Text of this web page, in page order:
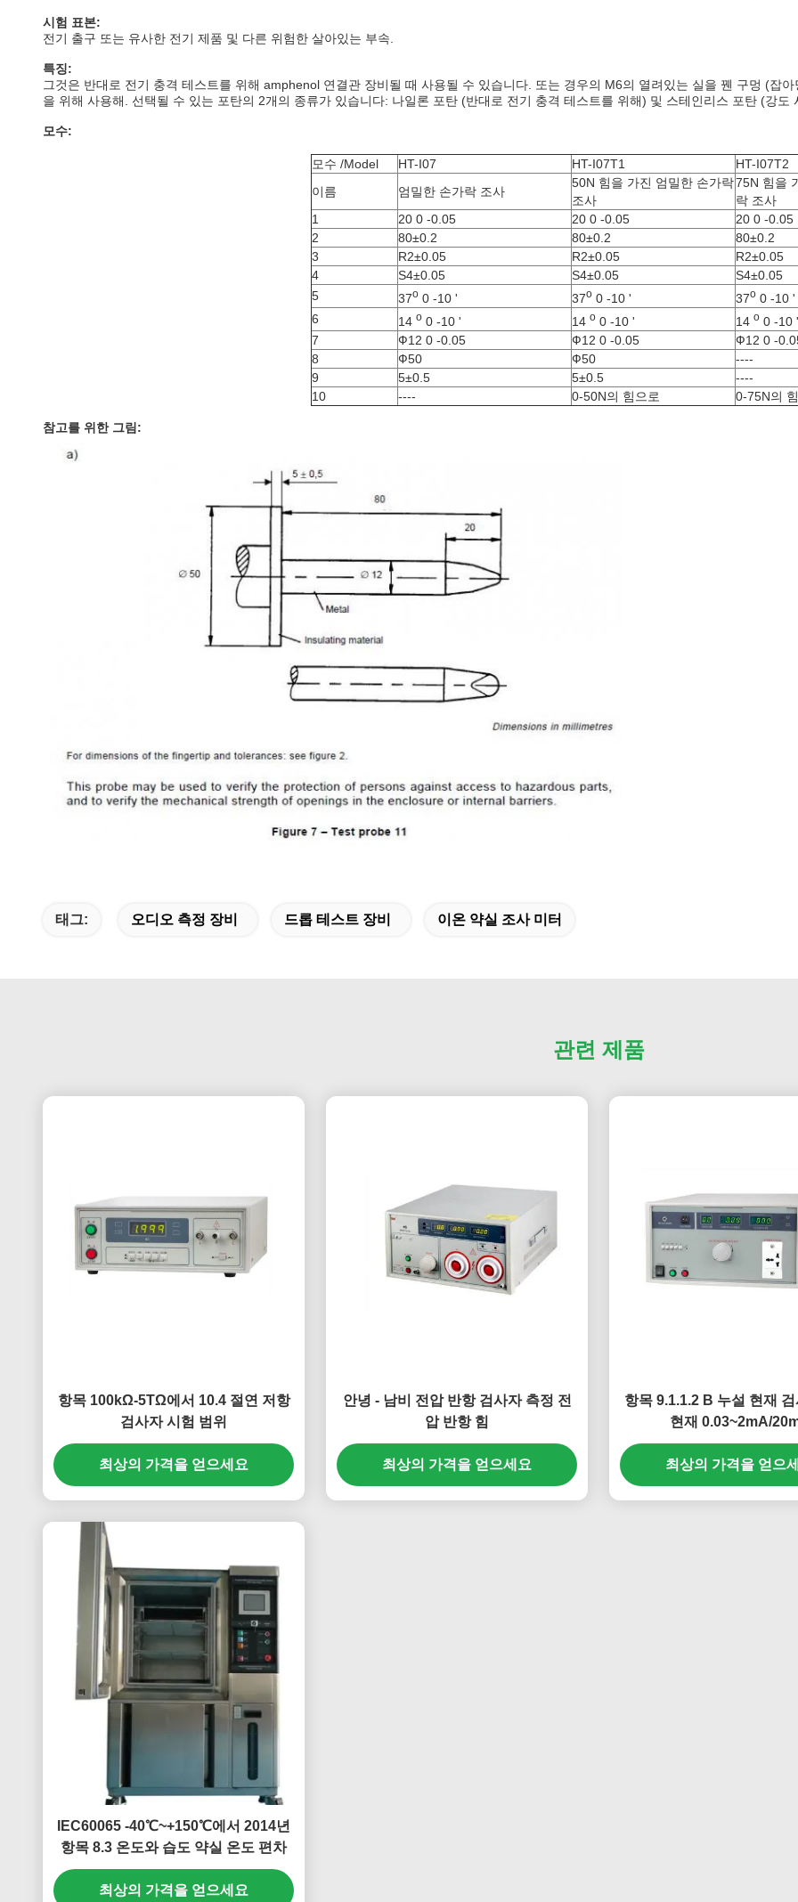
시험 표본:
전기 출구 또는 유사한 전기 제품 및 다른 위험한 살아있는 부속.
특징:
그것은 반대로 전기 충격 테스트를 위해 amphenol 연결관 장비될 때 사용될 수 있습니다. 또는 경우의 M6의 열려있는 실을 꿴 구멍 (잡
을 위해 사용해. 선택될 수 있는 포탄의 2개의 종류가 있습니다: 나일론 포탄 (반대로 전기 충격 테스트를 위해) 및 스테인리스 포탄 (강도
모수:
모수 /Model HT-I07 HT-I07T1
HT-I07T2
이름
엄밀한 손가락 조사
50N 힘을 가진 엄밀한 손가락
조사
75N 힘을
락 조사
1
20 0 -0.05 20 0 -0.05
20 0 -0.05
2
80±0.2 80±0.2
80±0.2
3
R2±0.05 R2±0.05
R2±0.05
4
S4±0.05 S4±0.05
S4±0.05
5
37o 0 -10 ' 37o 0 -10 ' 37o 0 -10 '
6
14 o 0 -10 ' 14 o 0 -10 ' 14 o 0 -10 '
7
Ф12 0 -0.05 Ф12 0 -0.05
Ф12 0 -
8
Ф50 Ф50
----
9
5±0.5 5±0.5
----
10
---- 0-50N의 힘으로 0-75N의
참고를 위한 그림:
태그: 오디오 측정 장비 드롭 테스트 장비 이온 약실 조사 미터
관련 제품
항목 100kΩ-5TΩ에서 10.4 절연 저항
검사자 시험 범위
최상의 가격을 얻으세요
안녕 - 남비 전압 반항 검사자 측정 전
압 반항 힘
최상의 가격을 얻으세요
항목 9.1.1.2 B 누설 현재
현재 0.03~2mA/
최상의 가격을 얻으
IEC60065 -40℃~+150℃에서 2014년
항목 8.3 온도와 습도 약실 온도 편차
최상의 가격을 얻으세요